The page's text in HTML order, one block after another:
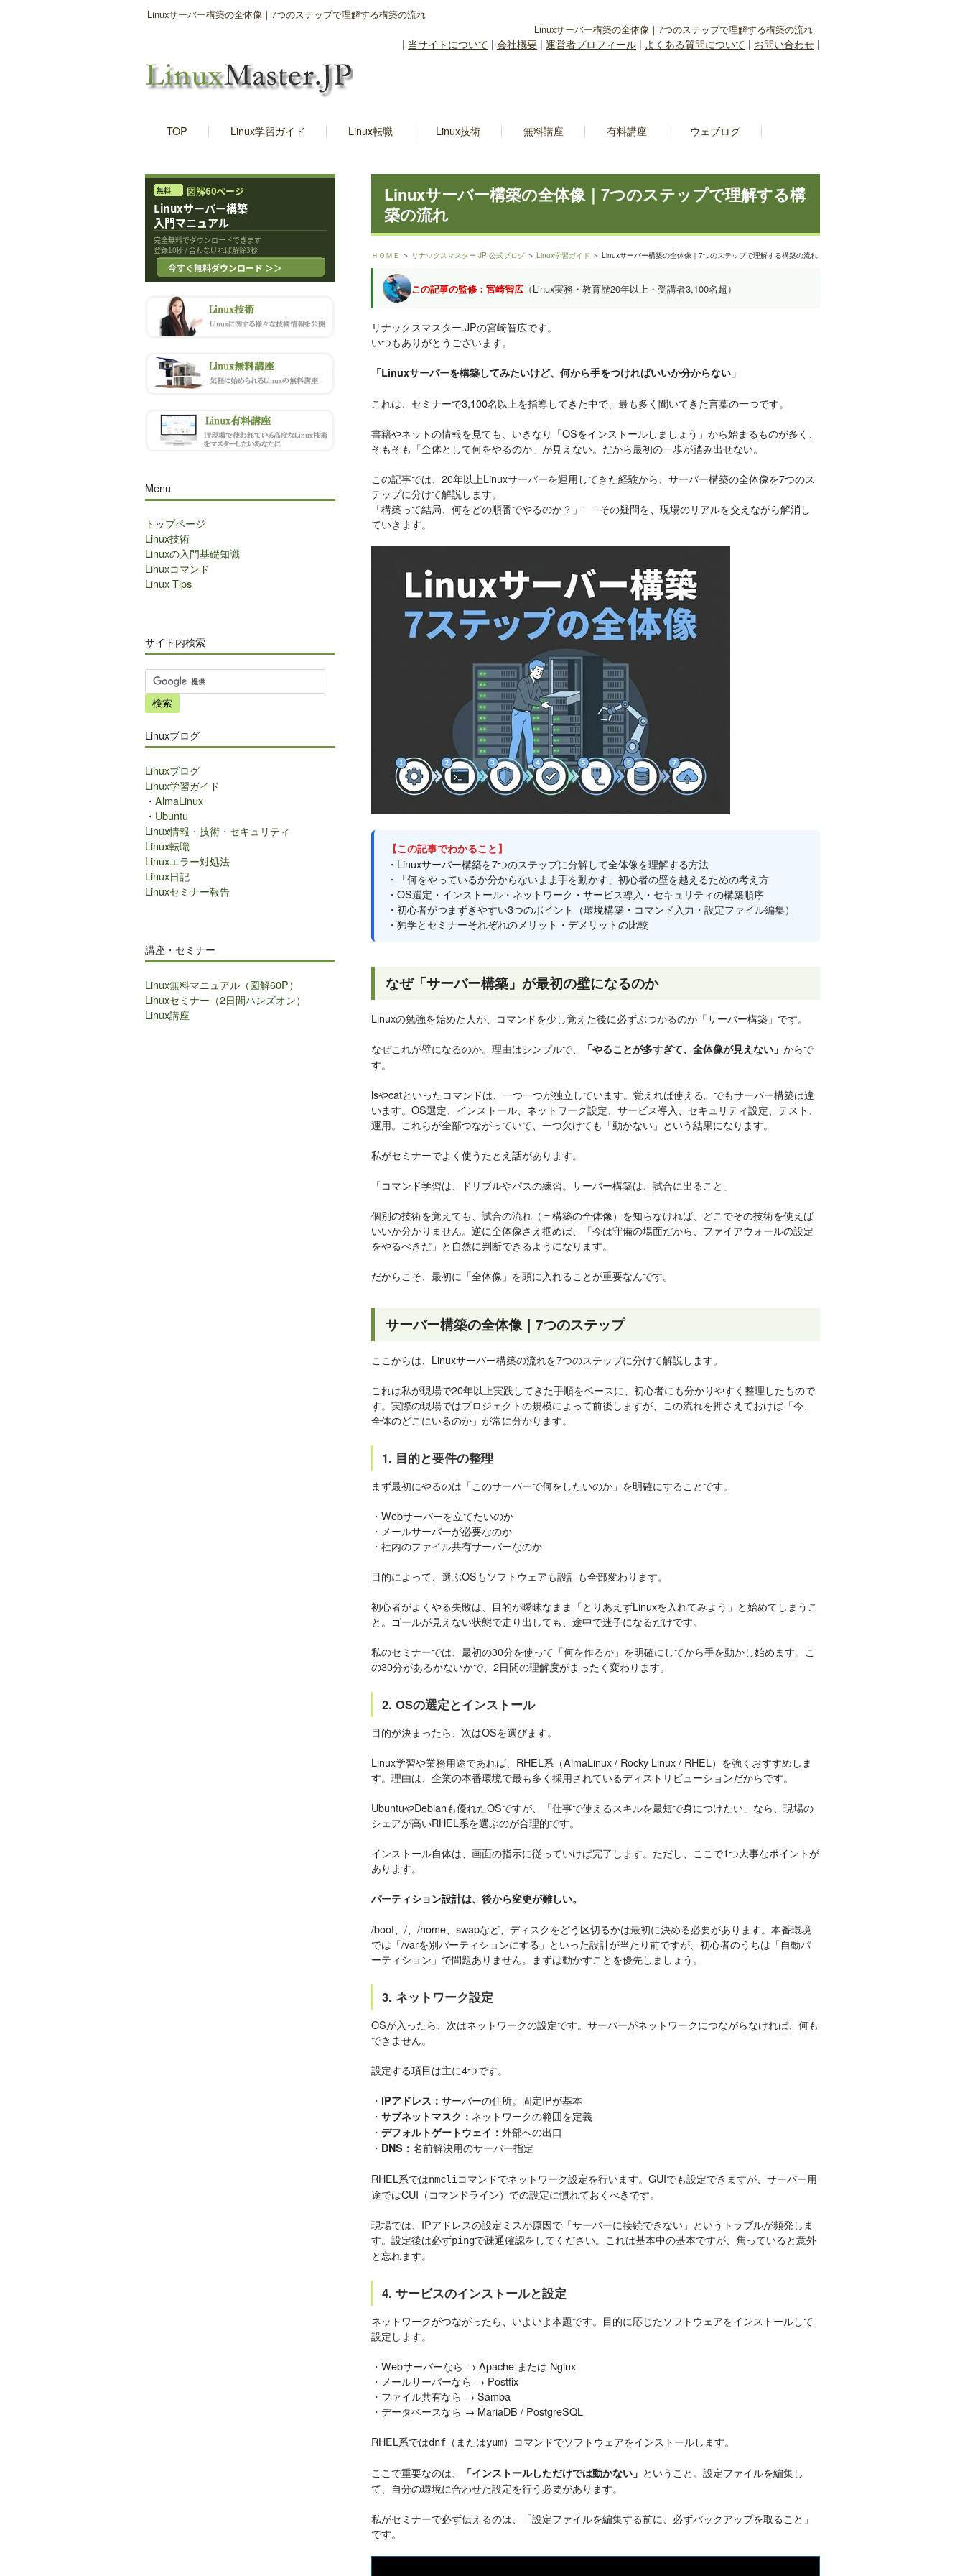
Linuxサーバー構築の全体像｜7つのステップで理解する構築の流れ
Linuxサーバー構築の全体像｜7つのステップで理解する構築の流れ
| 当サイトについて | 会社概要 | 運営者プロフィール | よくある質問について | お問い合わせ |
TOP Linux学習ガイド Linux転職 Linux技術 無料講座 有料講座 ウェブログ
Linuxサーバー構築の全体像｜7つのステップで理解する構
築の流れ
ＨＯＭＥ ＞ リナックスマスター.JP 公式ブログ ＞ Linux学習ガイド ＞ Linuxサーバー構築の全体像｜7つのステップで理解する構築の流れ
この記事の監修：宮崎智広（Linux実務・教育歴20年以上・受講者3,100名超）
リナックスマスター.JPの宮崎智広です。
いつもありがとうございます。
「Linuxサーバーを構築してみたいけど、何から手をつければいいか分からない」
これは、セミナーで3,100名以上を指導してきた中で、最も多く聞いてきた言葉の一つです。
書籍やネットの情報を見ても、いきなり「OSをインストールしましょう」から始まるものが多く、
そもそも「全体として何をやるのか」が見えない。だから最初の一歩が踏み出せない。
この記事では、20年以上Linuxサーバーを運用してきた経験から、サーバー構築の全体像を7つのス
テップに分けて解説します。
「構築って結局、何をどの順番でやるのか？」── その疑問を、現場のリアルを交えながら解消し
ていきます。
【この記事でわかること】
・Linuxサーバー構築を7つのステップに分解して全体像を理解する方法
・「何をやっているか分からないまま手を動かす」初心者の壁を越えるための考え方
・OS選定・インストール・ネットワーク・サービス導入・セキュリティの構築順序
・初心者がつまずきやすい3つのポイント（環境構築・コマンド入力・設定ファイル編集）
・独学とセミナーそれぞれのメリット・デメリットの比較
なぜ「サーバー構築」が最初の壁になるのか
Linuxの勉強を始めた人が、コマンドを少し覚えた後に必ずぶつかるのが「サーバー構築」です。
なぜこれが壁になるのか。理由はシンプルで、
「やることが多すぎて、全体像が見えない」 からで
す。
lsやcatといったコマンドは、一つ一つが独立しています。覚えれば使える。でもサーバー構築は違
います。OS選定、インストール、ネットワーク設定、サービス導入、セキュリティ設定、テスト、
運用。これらが全部つながっていて、一つ欠けても「動かない」という結果になります。
私がセミナーでよく使うたとえ話があります。
「コマンド学習は、ドリブルやパスの練習。サーバー構築は、試合に出ること」
個別の技術を覚えても、試合の流れ（＝構築の全体像）を知らなければ、どこでその技術を使えば
いいか分かりません。逆に全体像さえ掴めば、「今は守備の場面だから、ファイアウォールの設定
をやるべきだ」と自然に判断できるようになります。
だからこそ、最初に「全体像」を頭に入れることが重要なんです。
サーバー構築の全体像｜7つのステップ
ここからは、Linuxサーバー構築の流れを7つのステップに分けて解説します。
これは私が現場で20年以上実践してきた手順をベースに、初心者にも分かりやすく整理したもので
す。実際の現場ではプロジェクトの規模によって前後しますが、この流れを押さえておけば「今、
全体のどこにいるのか」が常に分かります。
1. 目的と要件の整理
まず最初にやるのは「このサーバーで何をしたいのか」を明確にすることです。
・Webサーバーを立てたいのか
・メールサーバーが必要なのか
・社内のファイル共有サーバーなのか
目的によって、選ぶOSもソフトウェアも設計も全部変わります。
初心者がよくやる失敗は、目的が曖昧なまま「とりあえずLinuxを入れてみよう」と始めてしまうこ
と。ゴールが見えない状態で走り出しても、途中で迷子になるだけです。
私のセミナーでは、最初の30分を使って「何を作るか」を明確にしてから手を動かし始めます。こ
の30分があるかないかで、2日間の理解度がまったく変わります。
2. OSの選定とインストール
目的が決まったら、次はOSを選びます。
Linux学習や業務用途であれば、RHEL系（AlmaLinux / Rocky Linux / RHEL）を強くおすすめしま
す。理由は、企業の本番環境で最も多く採用されているディストリビューションだからです。
UbuntuやDebianも優れたOSですが、「仕事で使えるスキルを最短で身につけたい」なら、現場の
シェアが高いRHEL系を選ぶのが合理的です。
インストール自体は、画面の指示に従っていけば完了します。ただし、ここで1つ大事なポイントが
あります。
パーティション設計は、後から変更が難しい。
/boot、/、/home、swapなど、ディスクをどう区切るかは最初に決める必要があります。本番環境
では「/varを別パーティションにする」といった設計が当たり前ですが、初心者のうちは「自動パ
ーティション」で問題ありません。まずは動かすことを優先しましょう。
3. ネットワーク設定
OSが入ったら、次はネットワークの設定です。サーバーがネットワークにつながらなければ、何も
できません。
設定する項目は主に4つです。
・ IPアドレス： サーバーの住所。固定IPが基本
・ サブネットマスク： ネットワークの範囲を定義
・ デフォルトゲートウェイ： 外部への出口
・ DNS： 名前解決用のサーバー指定
RHEL系ではnmcliコマンドでネットワーク設定を行います。GUIでも設定できますが、サーバー用
途ではCUI（コマンドライン）での設定に慣れておくべきです。
現場では、IPアドレスの設定ミスが原因で「サーバーに接続できない」というトラブルが頻発しま
す。設定後は必ずpingで疎通確認をしてください。これは基本中の基本ですが、焦っていると意外
と忘れます。
4. サービスのインストールと設定
ネットワークがつながったら、いよいよ本題です。目的に応じたソフトウェアをインストールして
設定します。
・Webサーバーなら → Apache または Nginx
・メールサーバーなら → Postfix
・ファイル共有なら → Samba
・データベースなら → MariaDB / PostgreSQL
RHEL系ではdnf （またはyum）コマンドでソフトウェアをインストールします。
ここで重要なのは、 「インストールしただけでは動かない」 ということ。設定ファイルを編集し
て、自分の環境に合わせた設定を行う必要があります。
私がセミナーで必ず伝えるのは、「設定ファイルを編集する前に、必ずバックアップを取ること」
です。
Menu
トップページ
Linux技術
Linuxの入門基礎知識
Linuxコマンド
Linux Tips
サイト内検索
サ
イ
ト
検
索
Linuxブログ
Linuxブログ
Linux学習ガイド
・ AlmaLinux
・ Ubuntu
Linux情報・技術・セキュリティ
Linux転職
Linuxエラー対処法
Linux日記
Linuxセミナー報告
講座・セミナー
Linux無料マニュアル（図解60P）
Linuxセミナー（2日間ハンズオン）
Linux講座